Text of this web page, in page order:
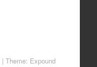
| Theme: Expound